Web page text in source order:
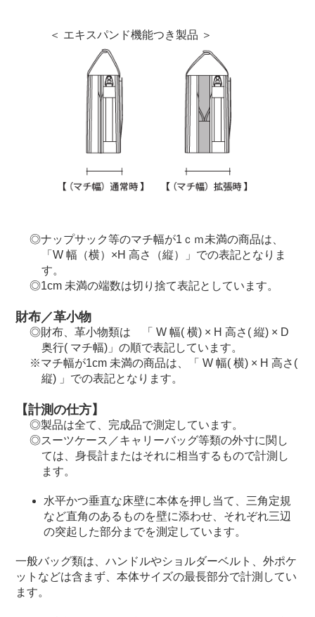
＜ エキスパンド機能つき製品 ＞
ナップサック等のマチ幅が1ｃｍ未満の商品は、
「W 幅（横）×H 高さ（縦）」での表記となりま
す。
1cm 未満の端数は切り捨て表記としています。
財布／革小物
財布、革小物類は 「 W 幅( 横) × H 高さ( 縦) × D
奥行( マチ幅)」の順で表記しています。
マチ幅が1cm 未満の商品は、「 W 幅( 横) × H 高さ(
縦) 」での表記となります。
【計測の仕方】
製品は全て、完成品で測定しています。
スーツケース／キャリーバッグ等類の外寸に関し
ては、身長計またはそれに相当するもので計測し
ます。
水平かつ垂直な床壁に本体を押し当て、三角定規
など直角のあるものを壁に添わせ、それぞれ三辺
の突起した部分までを測定しています。
一般バッグ類は、ハンドルやショルダーベルト、外ポケ
ットなどは含まず、本体サイズの最長部分で計測してい
ます。